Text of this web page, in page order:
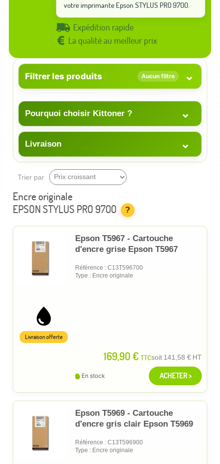
votre imprimante Epson STYLUS PRO 9700.
Expédition rapide
La qualité au meilleur prix
Filtrer les produits Aucun filtre ⌄
Pourquoi choisir Kittoner ? ⌄
Livraison ⌄
Trier par
Encre originale
EPSON STYLUS PRO 9700
?
Epson T5967 - Cartouche
d'encre grise Epson T5967
Référence : C13T596700
Type : Encre originale
169,90 € TTCsoit 141,58 € HT
Livraison offerte
En stock ACHETER >
Epson T5969 - Cartouche
d'encre gris clair Epson T5969
Référence : C13T596900
Type : Encre originale